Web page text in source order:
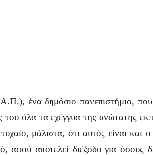
ένα δημόσιο πανεπιστήμιο, που
όλα τα εχέγγυα της ανώτατης
μάλιστα, ότι αυτός είναι και
αφού αποτελεί διέξοδο για όσους